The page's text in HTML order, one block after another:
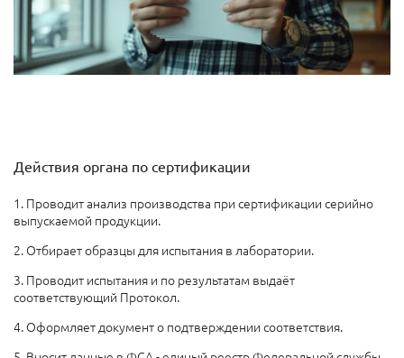
Действия органа по сертификации
1. Проводит анализ производства при сертификации серийно
выпускаемой продукции.
2. Отбирает образцы для испытания в лаборатории.
3. Проводит испытания и по результатам выдаёт
соответствующий Протокол.
4. Оформляет документ о подтверждении соответствия.